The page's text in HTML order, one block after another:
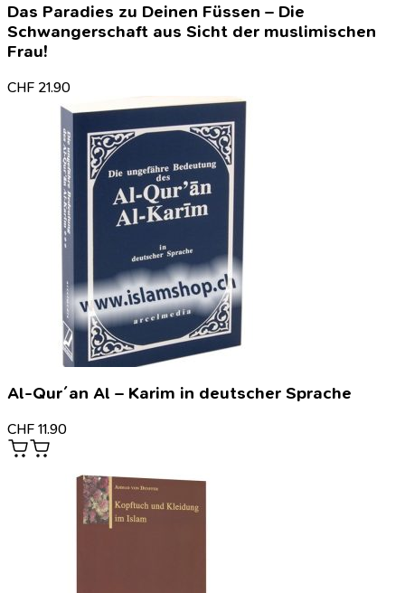
Das Paradies zu Deinen Füssen – Die
Schwangerschaft aus Sicht der muslimischen
Frau!
CHF 21.90
Al-Qur´an Al – Karim in deutscher Sprache
CHF 11.90